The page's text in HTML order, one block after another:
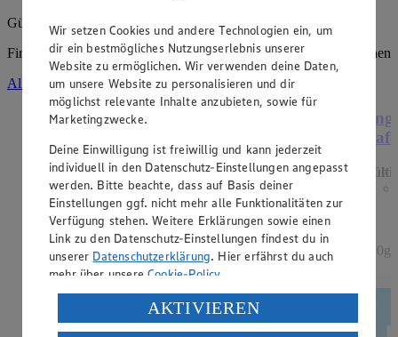
Gültig vom 03.08.2026 bis zum 08.08.2026
Firma: Matthias Koch e.K., Sülbecker Weg 46, 31683 Obernkirchen
Alle Angebote ansehen
Angebot:Henglein Frischer Pizzateig
Gültig ab 08.08.2026
1.11 -60%
Rabattierter Preis von 1.11€ (Insgesamt -60%
Rabatt)
auf Backpapier, schmeckt wie selbstgemacht, 550g
Packung, (1kg = 2,02)
Wir setzen Cookies und andere Technologien ein, um
dir ein bestmögliches Nutzungserlebnis unserer
Website zu ermöglichen. Wir verwenden deine Daten,
um unsere Website zu personalisieren und dir
möglichst relevante Inhalte anzubieten, sowie für
Marketingzwecke.
Deine Einwilligung ist freiwillig und kann jederzeit
individuell in den Datenschutz-Einstellungen angepasst
werden. Bitte beachte, dass auf Basis deiner
Einstellungen ggf. nicht mehr alle Funktionalitäten zur
Verfügung stehen. Weitere Erklärungen sowie einen
Link zu den Datenschutz-Einstellungen findest du in
unserer Datenschutzerklärung. Hier erfährst du auch
mehr über unsereCookie-Policy.
Verarbeitung deiner personenbezogenen Daten in den
USA durch Facebook und YouTube:
AKTIVIEREN